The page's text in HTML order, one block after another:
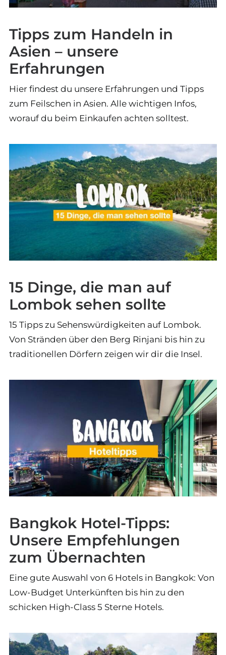
Tipps zum Handeln in
Asien – unsere
Erfahrungen
Hier findest du unsere Erfahrungen und Tipps
zum Feilschen in Asien. Alle wichtigen Infos,
worauf du beim Einkaufen achten solltest.
15 Dinge, die man auf
Lombok sehen sollte
15 Tipps zu Sehenswürdigkeiten auf Lombok.
Von Stränden über den Berg Rinjani bis hin zu
traditionellen Dörfern zeigen wir dir die Insel.
Bangkok Hotel-Tipps:
Unsere Empfehlungen
zum Übernachten
Eine gute Auswahl von 6 Hotels in Bangkok: Von
Low-Budget Unterkünften bis hin zu den
schicken High-Class 5 Sterne Hotels.